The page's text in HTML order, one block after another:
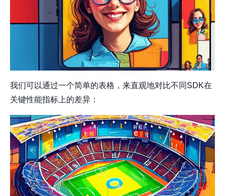
我们可以通过一个简单的表格，来直观地对比不同SDK在
关键性能指标上的差异：